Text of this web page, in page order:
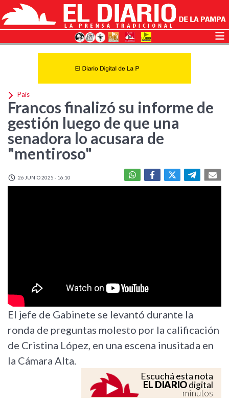
País
Francos finalizó su informe de
gestión luego de que una
senadora lo acusara de
"mentiroso"
26 JUNIO 2025 - 16:10
El jefe de Gabinete se levantó durante la
ronda de preguntas molesto por la calificación
de Cristina López, en una escena inusitada en
la Cámara Alta.
Escuchá esta nota
EL DIARIOdigital
minutos